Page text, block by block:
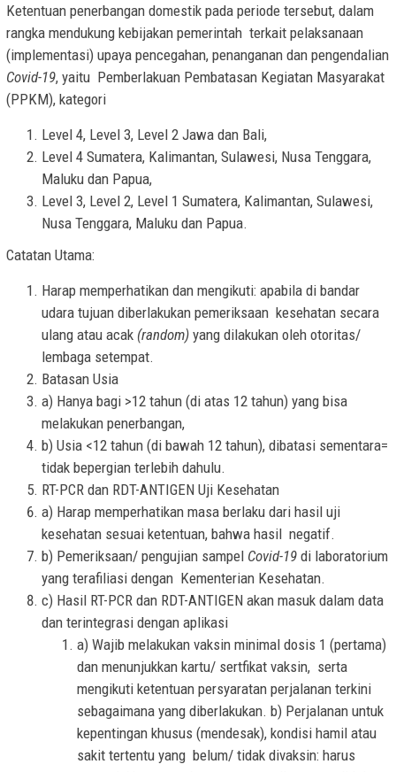
Ketentuan penerbangan domestik pada periode tersebut, dalam
rangka mendukung kebijakan pemerintah terkait pelaksanaan
(implementasi) upaya pencegahan, penanganan dan pengendalian
Covid-19, yaitu Pemberlakuan Pembatasan Kegiatan Masyarakat
(PPKM), kategori
Level 4, Level 3, Level 2 Jawa dan Bali,
Level 4 Sumatera, Kalimantan, Sulawesi, Nusa Tenggara,
Maluku dan Papua,
Level 3, Level 2, Level 1 Sumatera, Kalimantan, Sulawesi,
Nusa Tenggara, Maluku dan Papua.
Catatan Utama:
Harap memperhatikan dan mengikuti: apabila di bandar
udara tujuan diberlakukan pemeriksaan kesehatan secara
ulang atau acak (random) yang dilakukan oleh otoritas/
lembaga setempat.
Batasan Usia
a) Hanya bagi >12 tahun (di atas 12 tahun) yang bisa
melakukan penerbangan,
b) Usia <12 tahun (di bawah 12 tahun), dibatasi sementara=
tidak bepergian terlebih dahulu.
RT-PCR dan RDT-ANTIGEN Uji Kesehatan
a) Harap memperhatikan masa berlaku dari hasil uji
kesehatan sesuai ketentuan, bahwa hasil negatif.
b) Pemeriksaan/ pengujian sampel Covid-19 di laboratorium
yang terafiliasi dengan Kementerian Kesehatan.
c) Hasil RT-PCR dan RDT-ANTIGEN akan masuk dalam data
dan terintegrasi dengan aplikasi
a) Wajib melakukan vaksin minimal dosis 1 (pertama)
dan menunjukkan kartu/ sertfikat vaksin, serta
mengikuti ketentuan persyaratan perjalanan terkini
sebagaimana yang diberlakukan. b) Perjalanan untuk
kepentingan khusus (mendesak), kondisi hamil atau
sakit tertentu yang belum/ tidak divaksin: harus